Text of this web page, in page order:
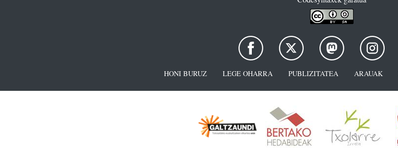
HONI BURUZ LEGE OHARRA PUBLIZITATEA ARAUAK